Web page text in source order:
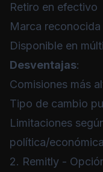
Retiro en efectivo
Marca
Disponible en
Desventajas:
Comisiones más
Tipo de cambio
Limitaciones
política/económica
2. Remitly -